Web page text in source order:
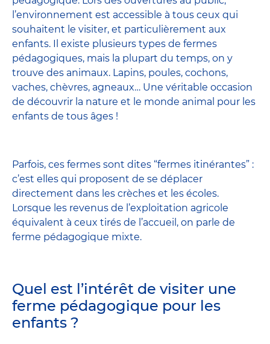
l’environnement est accessible à tous ceux qui
souhaitent le visiter, et particulièrement aux
enfants. Il existe plusieurs types de fermes
pédagogiques, mais la plupart du temps, on y
trouve des animaux. Lapins, poules, cochons,
vaches, chèvres, agneaux… Une véritable occasion
de découvrir la nature et le monde animal pour les
enfants de tous âges !
Parfois, ces fermes sont dites “fermes itinérantes” :
c’est elles qui proposent de se déplacer
directement dans les crèches et les écoles.
Lorsque les revenus de l’exploitation agricole
équivalent à ceux tirés de l’accueil, on parle de
ferme pédagogique mixte.
Quel est l’intérêt de visiter une
ferme pédagogique pour les
enfants ?